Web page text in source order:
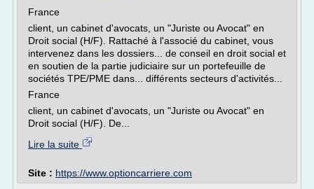
France
client, un cabinet d'avocats, un "Juriste ou Avocat" en
Droit social (H/F). Rattaché à l'associé du cabinet, vous
intervenez dans les dossiers... de conseil en droit social et
en soutien de la partie judiciaire sur un portefeuille de
sociétés TPE/PME dans... différents secteurs d'activités...
France
client, un cabinet d'avocats, un "Juriste ou Avocat" en
Droit social (H/F). De...
Lire la suite
Site : https://www.optioncarriere.com